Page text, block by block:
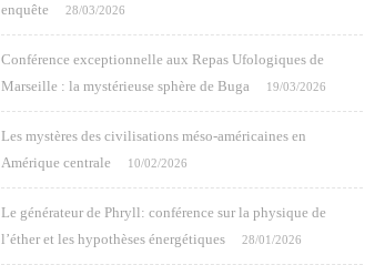
enquête
28/03/2026
Conférence exceptionnelle aux Repas Ufologiques de
Marseille : la mystérieuse sphère de Buga
19/03/2026
Les mystères des civilisations méso-américaines en
Amérique centrale
10/02/2026
Le générateur de Phryll: conférence sur la physique de
l’éther et les hypothèses énergétiques
28/01/2026